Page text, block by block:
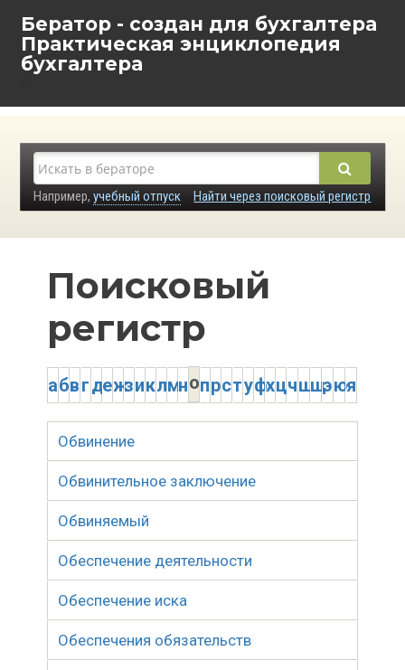
Бератор - создан для бухгалтера
Практическая энциклопедия
бухгалтера
Найти через поисковый регистр
Например, учебный отпуск
Поисковый
регистр
абвгдежзиклмнопрстуфхцчшщэюя
Обвинение
Обвинительное заключение
Обвиняемый
Обеспечение деятельности
Обеспечение иска
Обеспечения обязательств